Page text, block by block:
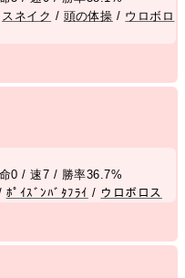
スネイク / 頭の体操 / ウロボロ
0 / 速7 / 勝率36.7%
ﾎﾟｲｽﾞﾝﾊﾞﾀﾌﾗｲ / ウロボロス